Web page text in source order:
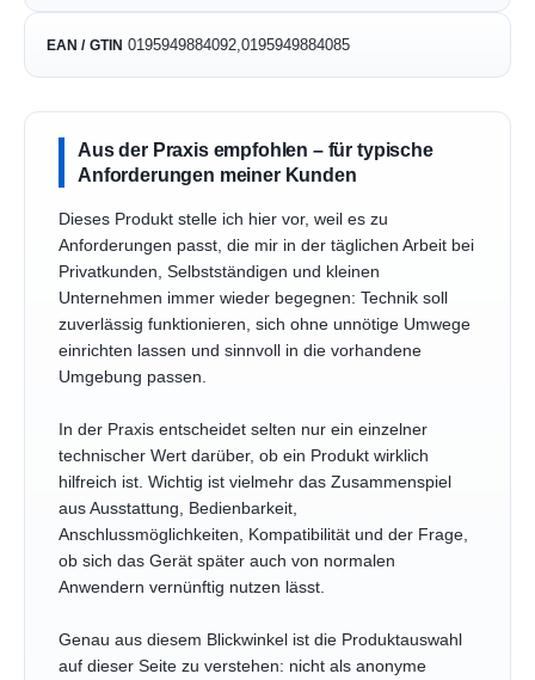
EAN / GTIN 0195949884092,0195949884085
Aus der Praxis empfohlen – für typische
Anforderungen meiner Kunden
Dieses Produkt stelle ich hier vor, weil es zu
Anforderungen passt, die mir in der täglichen Arbeit bei
Privatkunden, Selbstständigen und kleinen
Unternehmen immer wieder begegnen: Technik soll
zuverlässig funktionieren, sich ohne unnötige Umwege
einrichten lassen und sinnvoll in die vorhandene
Umgebung passen.
In der Praxis entscheidet selten nur ein einzelner
technischer Wert darüber, ob ein Produkt wirklich
hilfreich ist. Wichtig ist vielmehr das Zusammenspiel
aus Ausstattung, Bedienbarkeit,
Anschlussmöglichkeiten, Kompatibilität und der Frage,
ob sich das Gerät später auch von normalen
Anwendern vernünftig nutzen lässt.
Genau aus diesem Blickwinkel ist die Produktauswahl
auf dieser Seite zu verstehen: nicht als anonyme